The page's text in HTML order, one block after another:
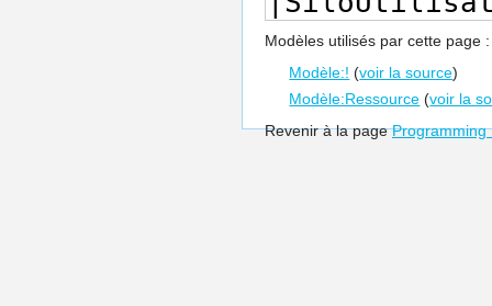
Modèles utilisés par cette page :
Modèle:! (voir la source)
Modèle:Ressource (voir la
Revenir à la pageProgramming